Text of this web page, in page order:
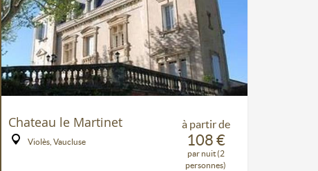
à partir de
108 €
par nuit (2
personnes)
Chateau le Martinet
Violès, Vaucluse